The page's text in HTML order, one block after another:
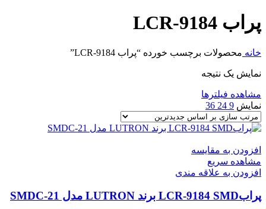
پراب LCR-9184
خانه محصولات برچسب خورده “پراب LCR-9184”
نمایش یک نتیجه
مشاهده فیلترها
نمایش 9
24
36
افزودن به مقایسه
مشاهده سریع
افزودن به علاقه مندی
پرابLCR-9184 SMD برند LUTRON مدل SMDC-21